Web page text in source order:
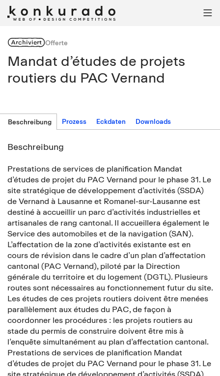

ArchiviertOfferte
Mandat d’études de projets
routiers du PAC Vernand
Beschreibung Prozess Eckdaten Downloads
Beschreibung
Prestations de services de planification Mandat
d’études de projet du PAC Vernand pour le phase 31. Le
site stratégique de développement d’activités (SSDA)
de Vernand à Lausanne et Romanel-sur-Lausanne est
destiné à accueillir un parc d’activités industrielles et
artisanales de rang cantonal. Il accueillera également le
Service des automobiles et de la navigation (SAN).
L’affectation de la zone d’activités existante est en
cours de révision dans le cadre d’un plan d’affectation
cantonal (PAC Vernand), piloté par la Direction
générale du territoire et du logement (DGTL). Plusieurs
routes sont nécessaires au fonctionnement futur du site.
Les études de ces projets routiers doivent être menées
parallèlement aux études du PAC, de façon à
coordonner les procédures : les projets routiers au
stade du permis de construire doivent être mis à
l’enquête simultanément au plan d’affectation cantonal.
Prestations de services de planification Mandat
d’études de projet du PAC Vernand pour le phase 31. Le
site stratégique de développement d’activités (SSDA)